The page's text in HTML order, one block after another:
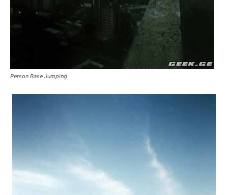
Person Base Jumping